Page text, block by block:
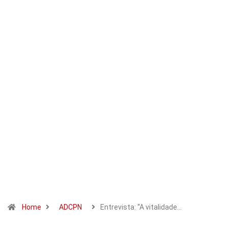
Home ADCPN Entrevista: “A vitalidade…